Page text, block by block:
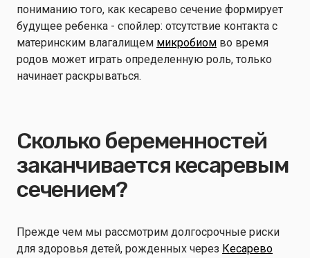
пониманию того, как кесарево сечение формирует
будущее ребенка - спойлер: отсутствие контакта с
материнским влагалищем микробиом во время
родов может играть определенную роль, только
начинает раскрываться.
Сколько беременностей
заканчивается кесаревым
сечением?
Прежде чем мы рассмотрим долгосрочные риски
для здоровья детей, рожденных через Кесарево